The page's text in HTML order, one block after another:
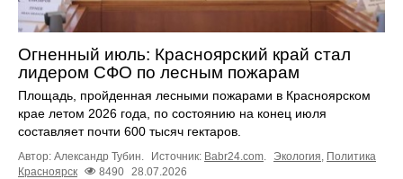
Огненный июль: Красноярский край стал
лидером СФО по лесным пожарам
Площадь, пройденная лесными пожарами в Красноярском
крае летом 2026 года, по состоянию на конец июля
составляет почти 600 тысяч гектаров.
Автор: Александр Тубин. Источник: Babr24.com Экология Политика
Красноярск
8490 28.07.2026